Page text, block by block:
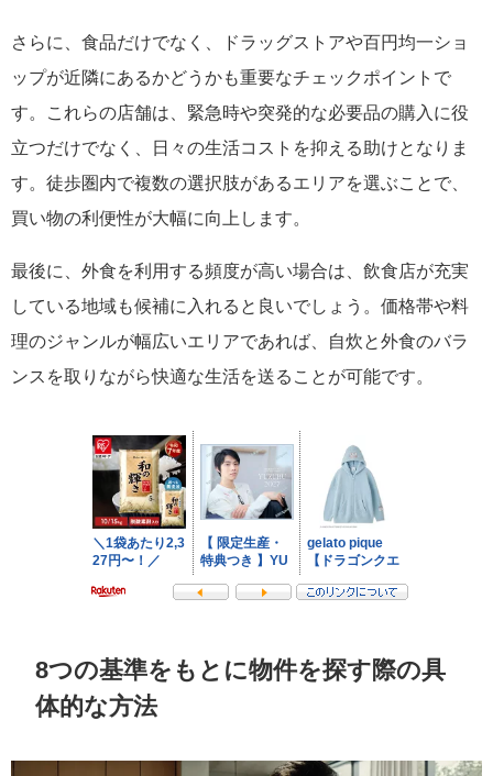
さらに、食品だけでなく、ドラッグストアや百円均一ショ
ップが近隣にあるかどうかも重要なチェックポイントで
す。これらの店舗は、緊急時や突発的な必要品の購入に役
立つだけでなく、日々の生活コストを抑える助けとなりま
す。徒歩圏内で複数の選択肢があるエリアを選ぶことで、
買い物の利便性が大幅に向上します。
最後に、外食を利用する頻度が高い場合は、飲食店が充実
している地域も候補に入れると良いでしょう。価格帯や料
理のジャンルが幅広いエリアであれば、自炊と外食のバラ
ンスを取りながら快適な生活を送ることが可能です。
8つの基準をもとに物件を探す際の具
体的な方法